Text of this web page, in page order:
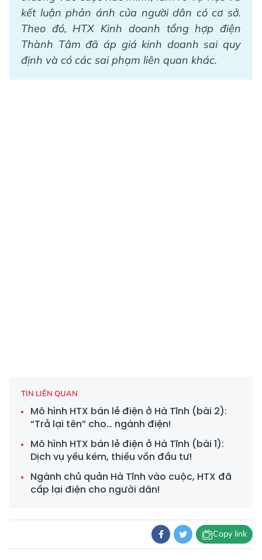
kết luận phản ánh của người dân có cơ sở.
Theo đó, HTX Kinh doanh tổng hợp điện
Thành Tâm đã áp giá kinh doanh sai quy
định và có các sai phạm liên quan khác.
TIN LIÊN QUAN
Mô hình HTX bán lẻ điện ở Hà Tĩnh (bài 2):
“Trả lại tên” cho… ngành điện!
Mô hình HTX bán lẻ điện ở Hà Tĩnh (bài 1):
Dịch vụ yếu kém, thiếu vốn đầu tư!
Ngành chủ quản Hà Tĩnh vào cuộc, HTX đã
cấp lại điện cho người dân!
Copy link